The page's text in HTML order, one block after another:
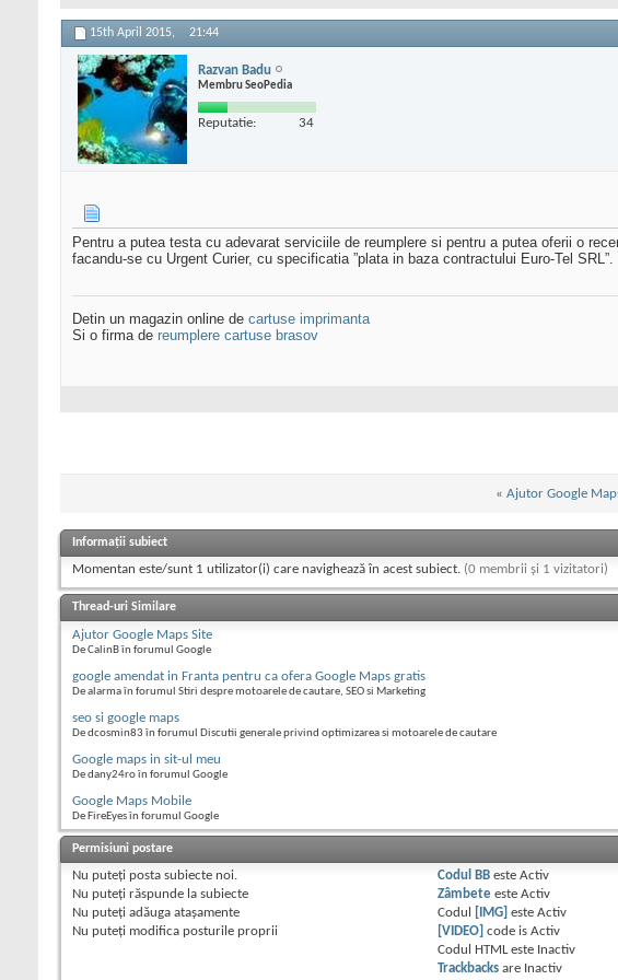
15th April 2015, 21:44
Razvan Badu
Membru SeoPedia
Reputatie: 34
Pentru a putea testa cu adevarat serviciile de reumplere si pentru a putea oferii o
facandu-se cu Urgent Curier, cu specificatia ”plata in baza contractului Euro-Tel SRL”.
Detin un magazin online de cartuse imprimanta
Si o firma de reumplere cartuse brasov
« Ajutor Google
Informații subiect
Momentan este/sunt 1 utilizator(i) care navighează în acest subiect. (0 membrii și 1 vizitatori)
Thread-uri Similare
Ajutor Google Maps Site
De CalinB în forumul Google
google amendat in Franta pentru ca ofera Google Maps gratis
De alarma în forumul Stiri despre motoarele de cautare, SEO si Marketing
seo si google maps
De dcosmin83 în forumul Discutii generale privind optimizarea si motoarele de cautare
Google maps in sit-ul meu
De dany24ro în forumul Google
Google Maps Mobile
De FireEyes în forumul Google
Permisiuni postare
Nu puteţi posta subiecte noi.
Nu puteţi răspunde la subiecte
Nu puteţi adăuga ataşamente
Nu puteţi modifica posturile proprii
Codul BB esteActiv
Zâmbete esteActiv
Codul
[IMG] esteActiv
[VIDEO] code isActiv
Codul HTML este Inactiv
Trackbacks are Inactiv